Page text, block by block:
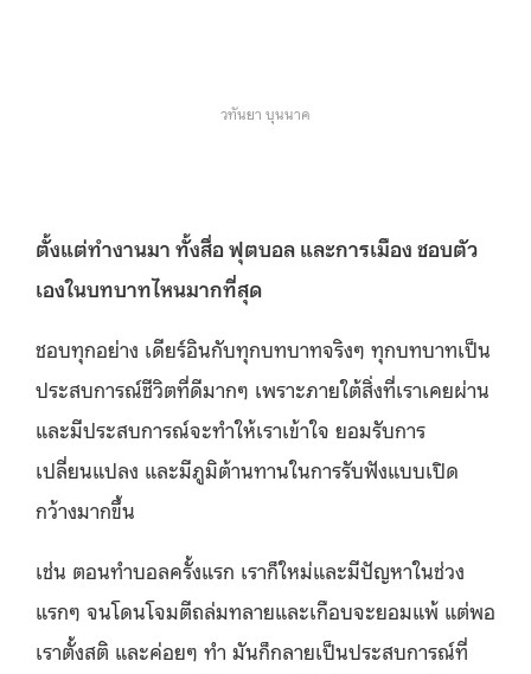
วทันยา บุนนาค
ตั้งแต่ทำงานมา ทั้งสื่อ ฟุตบอล และการเมือง ชอบตัว
เองในบทบาทไหนมากที่สุด
ชอบทุกอย่าง เดียร์อินกับทุกบทบาทจริงๆ ทุกบทบาทเป็น
ประสบการณ์ชีวิตที่ดีมากๆ เพราะภายใต้สิ่งที่เราเคยผ่าน
และมีประสบการณ์จะทำให้เราเข้าใจ ยอมรับการ
เปลี่ยนแปลง และมีภูมิต้านทานในการรับฟังแบบเปิด
กว้างมากขึ้น
เช่น ตอนทำบอลครั้งแรก เราก็ใหม่และมีปัญหาในช่วง
แรกๆ จนโดนโจมตีถล่มทลายและเกือบจะยอมแพ้ แต่พอ
เราตั้งสติ และค่อยๆ ทำ มันก็กลายเป็นประสบการณ์ที่